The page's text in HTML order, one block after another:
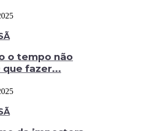
o tempo não
que fazer...